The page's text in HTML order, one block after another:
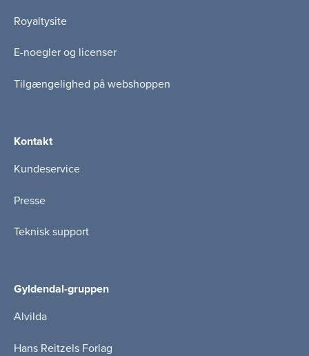
Royaltysite
E-noegler og licenser
Tilgængelighed på webshoppen
Kontakt
Kundeservice
Presse
Teknisk support
Gyldendal-gruppen
Alvilda
Hans Reitzels Forlag